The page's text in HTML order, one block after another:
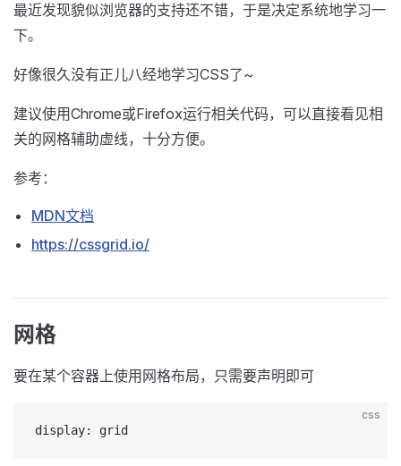
最近发现貌似浏览器的支持还不错，于是决定系统地学习一
下。
好像很久没有正儿八经地学习CSS了~
建议使用Chrome或Firefox运行相关代码，可以直接看见相
关的网格辅助虚线，十分方便。
参考：
MDN文档
https://cssgrid.io/
网格
要在某个容器上使用网格布局，只需要声明即可
css
display: grid